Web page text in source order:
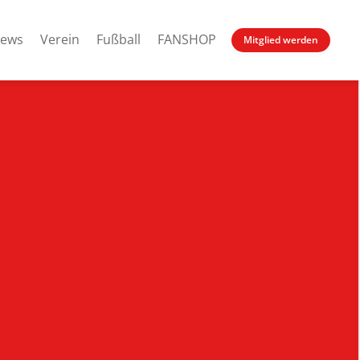
Verein Fußball FANSHOP Mitglied werden